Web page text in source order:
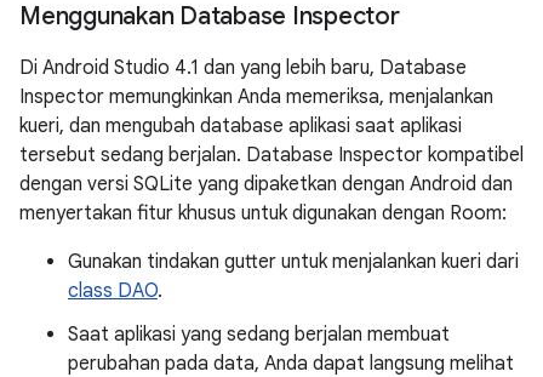
Menggunakan Database Inspector
Di Android Studio 4.1 dan yang lebih baru, Database
Inspector memungkinkan Anda memeriksa, menjalankan
kueri, dan mengubah database aplikasi saat aplikasi
tersebut sedang berjalan. Database Inspector kompatibel
dengan versi SQLite yang dipaketkan dengan Android dan
menyertakan fitur khusus untuk digunakan dengan Room:
Gunakan tindakan gutter untuk menjalankan kueri dari
class DAO.
Saat aplikasi yang sedang berjalan membuat
perubahan pada data, Anda dapat langsung melihat